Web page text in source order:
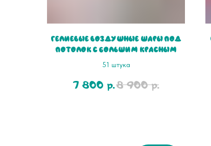
Гелиевые воздушные шары под
потолок с большим красным
сердцем
51 штука
7 800 р.8 900 р.